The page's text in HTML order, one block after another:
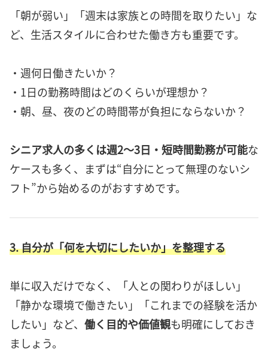
「朝が弱い」「週末は家族との時間を取りたい」な
ど、生活スタイルに合わせた働き方も重要です。
・週何日働きたいか？
・1日の勤務時間はどのくらいが理想か？
・朝、昼、夜のどの時間帯が負担にならないか？
シニア求人の多くは週2〜3日・短時間勤務が可能な
ケースも多く、まずは“自分にとって無理のないシ
フト”から始めるのがおすすめです。
3. 自分が「何を大切にしたいか」を整理する
単に収入だけでなく、「人との関わりがほしい」
「静かな環境で働きたい」「これまでの経験を活か
したい」など、 働く目的や価値観も明確にしておき
ましょう。